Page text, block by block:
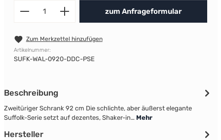
Produkt Anzahl: Gib den
zum Anfrageformular
Zum Merkzettel hinzufügen
Artikelnummer:
SUFK-WAL-0920-DDC-PSE
Beschreibung
Zweitüriger Schrank 92 cm Die schlichte, aber äußerst elegante
Suffolk-Serie setzt auf dezentes, Shaker-in… Mehr
Hersteller